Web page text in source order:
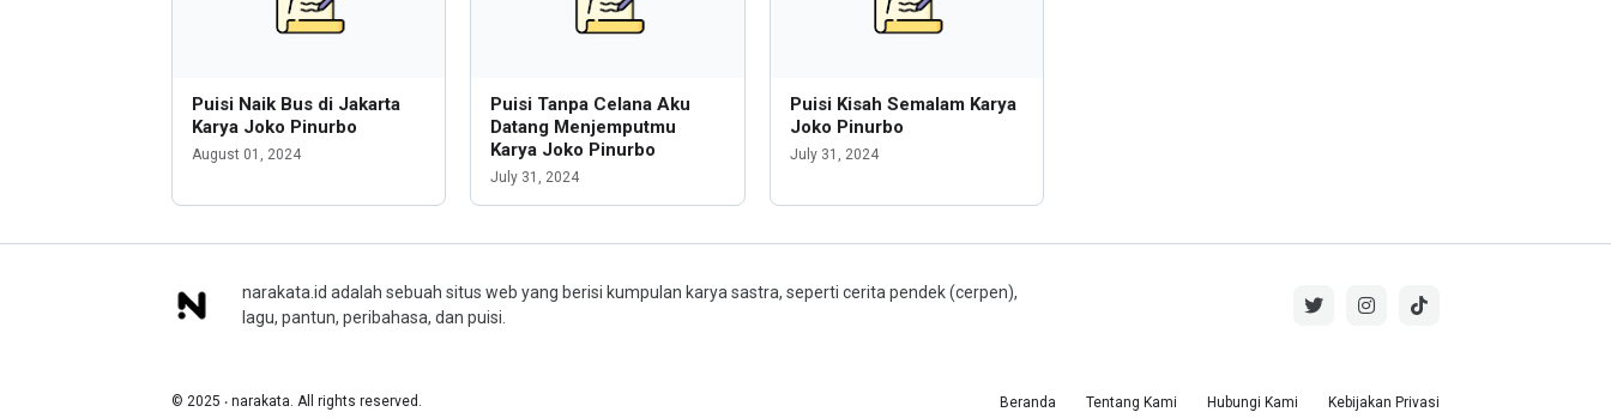
Puisi Naik Bus di Jakarta
Karya Joko Pinurbo
August 01, 2024
Puisi Tanpa Celana Aku
Datang Menjemputmu
Karya Joko Pinurbo
July 31, 2024
Puisi Kisah Semalam Karya
Joko Pinurbo
July 31, 2024
narakata.id adalah sebuah situs web yang berisi kumpulan karya sastra, seperti cerita pendek (cerpen),
lagu, pantun, peribahasa, dan puisi.
© 2025 ‧ narakata. All rights reserved. Beranda Tentang Kami Hubungi Kami Kebijakan Privasi